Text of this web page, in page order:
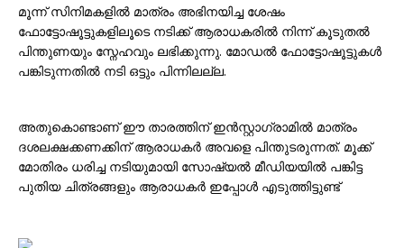
മൂന്ന് സിനിമകളിൽ മാത്രം അഭിനയിച്ച ശേഷം
ഫോട്ടോഷൂട്ടുകളിലൂടെ നടിക്ക് ആരാധകരിൽ നിന്ന് കൂടുതൽ
പിന്തുണയും സ്നേഹവും ലഭിക്കുന്നു. മോഡൽ ഫോട്ടോഷൂട്ടുകൾ
പങ്കിടുന്നതിൽ നടി ഒട്ടും പിന്നിലല്ല.
അതുകൊണ്ടാണ് ഈ താരത്തിന് ഇൻസ്റ്റാഗ്രാമിൽ മാത്രം
ദശലക്ഷക്കണക്കിന് ആരാധകർ അവളെ പിന്തുടരുന്നത്. മൂക്ക്
മോതിരം ധരിച്ച നടിയുമായി സോഷ്യൽ മീഡിയയിൽ പങ്കിട്ട
പുതിയ ചിത്രങ്ങളും ആരാധകർ ഇപ്പോൾ എടുത്തിട്ടുണ്ട്